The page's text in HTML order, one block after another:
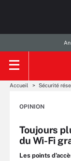
Accueil Sécurité
OPINION
Toujours
du Wi-Fi
Les points